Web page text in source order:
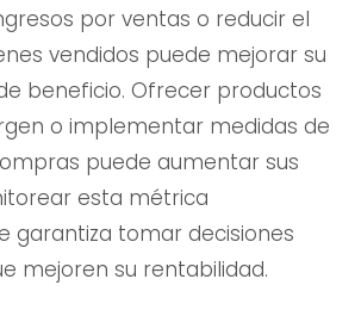
por ventas o reducir el
vendidos puede mejorar su
beneficio. Ofrecer productos
o implementar medidas de
puede aumentar sus
esta métrica
garantiza tomar decisiones
mejoren su rentabilidad.